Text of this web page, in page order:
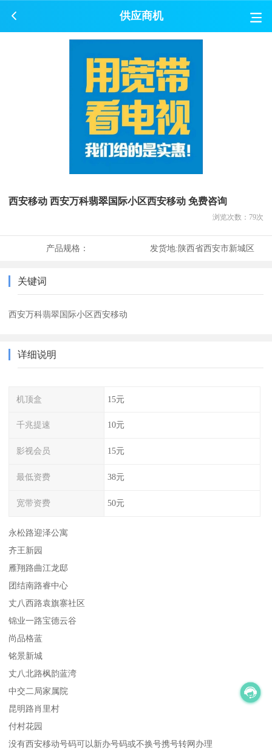
供应商机
西安移动 西安万科翡翠国际小区西安移动 免费咨询
浏览次数： 79次
产品规格： 发货地:陕西省西安市新城区
关键词
西安万科翡翠国际小区西安移动
详细说明
机顶盒 15元
千兆提速 10元
影视会员 15元
最低资费 38元
宽带资费 50元
永松路迎泽公寓
齐王新园
雁翔路曲江龙邸
团结南路睿中心
丈八西路袁旗寨社区
锦业一路宝德云谷
尚品格蓝
铭景新城
丈八北路枫韵蓝湾
中交二局家属院
昆明路肖里村
付村花园
没有西安移动号码可以新办号码或不换号携号转网办理